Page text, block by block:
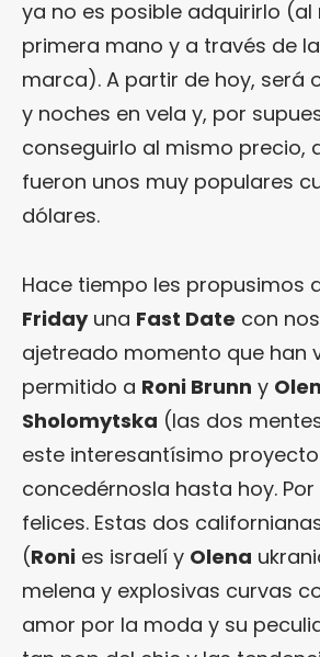
ya no es posible adquirirlo (al
primera mano y a través de
marca). A partir de hoy, será
y noches en vela y, por
conseguirlo al mismo precio,
fueron unos muy populares
dólares.
Hace tiempo les propusimos
Fridayuna Fast Date con
ajetreado momento que han
permitido a Roni Brunn y
Sholomytska (las dos
este interesantísimo
concedérnosla hasta hoy.
felices. Estas dos
(Roni es israelí y Olena
melena y explosivas curvas
amor por la moda y su